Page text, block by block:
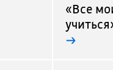
«Все
→